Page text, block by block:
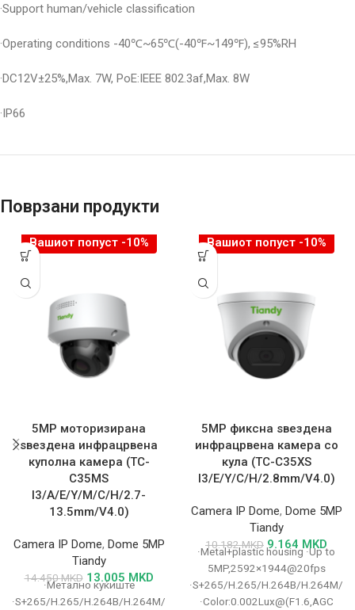
·Support human/vehicle classification
·Operating conditions -40℃~65℃(-40℉~149℉), ≤95%RH
·DC12V±25%,Max. 7W, PoE:IEEE 802.3af,Max. 8W
·IP66
Поврзани продукти
Вашиот попуст -10%
5MP моторизирана
ѕвездена инфрацрвена
куполна камера (TC-
C35MS
I3/A/E/Y/M/C/H/2.7-
13.5mm/V4.0)
Camera IP Dome, Dome 5MP
Tiandy
14.450MKD 13.005 MKD
·Метално куќиште
·S+265/H.265/H.264B/H.264M/H.264H/Motion
Вашиот попуст -10%
5MP фиксна ѕвездена
инфрацрвена камера со
кула (TC-C35XS
I3/E/Y/C/H/2.8mm/V4.0)
Camera IP Dome, Dome 5MP
Tiandy
10.182MKD 9.164 MKD
·Metal+plastic housing ·Up to
5MP,2592×1944@20fps
·S+265/H.265/H.264B/H.264M/
·Color:0.002Lux@(F1.6,AGC